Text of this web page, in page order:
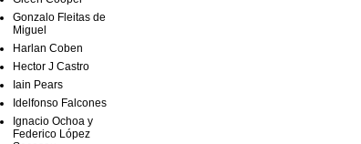
Gonzalo Fleitas de
Miguel
Harlan Coben
Hector J Castro
Iain Pears
Idelfonso Falcones
Ignacio Ochoa y
Federico López